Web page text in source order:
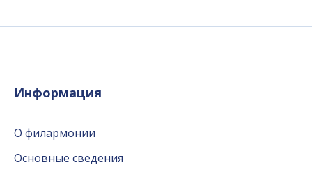
Информация
О филармонии
Основные сведения